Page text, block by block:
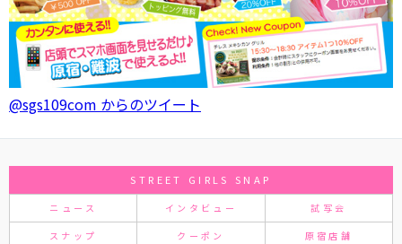
@sgs109com からのツイート
STREET GIRLS SNAP
ニュース インタビュー 試写会
スナップ クーポン 原宿店舗